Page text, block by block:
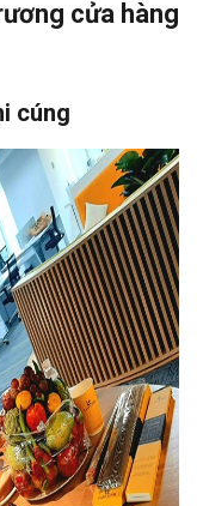
cửa hàng
cúng